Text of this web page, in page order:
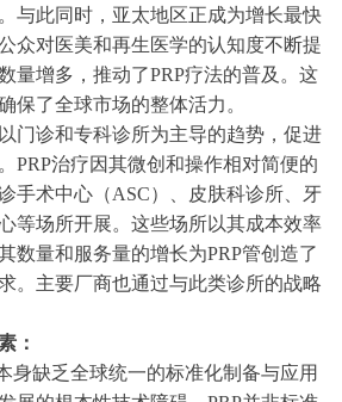
与此同时，亚太地区正成为增长最快
众对医美和再生医学的认知度不断提
量增多，推动了PRP疗法的普及。这
保了全球市场的整体活力。
门诊和专科诊所为主导的趋势，促进
PRP治疗因其微创和操作相对简便的
手术中心（ASC）、皮肤科诊所、牙
等场所开展。这些场所以其成本效率
数量和服务量的增长为PRP管创造了
。主要厂商也通过与此类诊所的战略
：
身缺乏全球统一的标准化制备与应用